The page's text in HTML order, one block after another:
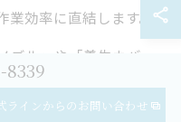
効率に直結します。
ズル」や「養生カバ
と、より安全かつ確実
ン機種や設置場所、作
8339
ラインからのお問い合わせ